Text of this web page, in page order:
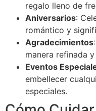
regalo lleno de
Aniversarios:
romántico y
Agradecimientos
manera refinada
Eventos
embellecer
especiales.